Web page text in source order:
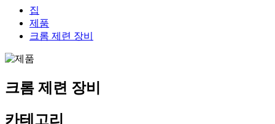
집
제품
크롬 제련 장비
크롬 제련 장비
카테고리